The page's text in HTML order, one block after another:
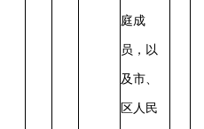
庭成
员，以
及市、
区人民